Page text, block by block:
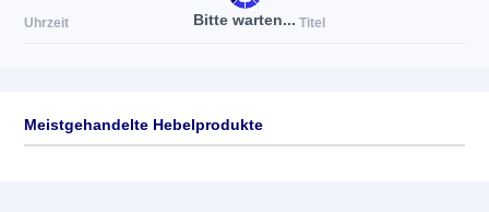
Bitte warten...
Uhrzeit Titel
Meistgehandelte Hebelprodukte